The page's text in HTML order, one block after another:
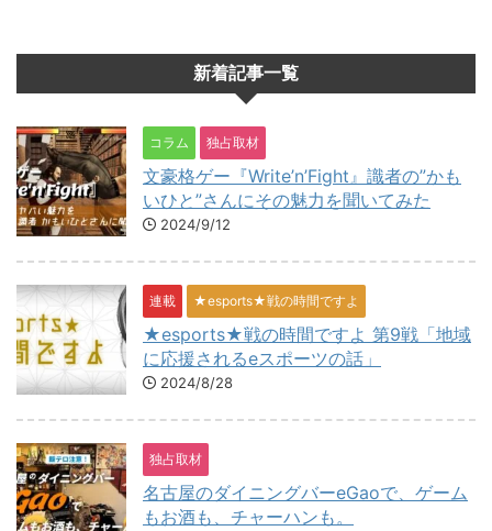
新着記事一覧
コラム 独占取材
文豪格ゲー『Write’n’Fight』識者の”かも
いひと”さんにその魅力を聞いてみた
2024/9/12
連載 ★esports★戦の時間ですよ
★esports★戦の時間ですよ 第9戦「地域
に応援されるeスポーツの話」
2024/8/28
独占取材
名古屋のダイニングバーeGaoで、ゲーム
もお酒も、チャーハンも。